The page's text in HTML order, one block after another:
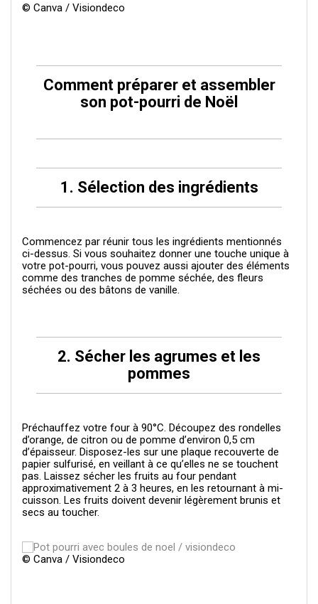
© Canva / Visiondeco
Comment préparer et assembler
son pot-pourri de Noël
1. Sélection des ingrédients
Commencez par réunir tous les ingrédients mentionnés
ci-dessus. Si vous souhaitez donner une touche unique à
votre pot-pourri, vous pouvez aussi ajouter des éléments
comme des tranches de pomme séchée, des fleurs
séchées ou des bâtons de vanille.
2. Sécher les agrumes et les
pommes
Préchauffez votre four à 90°C. Découpez des rondelles
d’orange, de citron ou de pomme d’environ 0,5 cm
d’épaisseur. Disposez-les sur une plaque recouverte de
papier sulfurisé, en veillant à ce qu’elles ne se touchent
pas. Laissez sécher les fruits au four pendant
approximativement 2 à 3 heures, en les retournant à mi-
cuisson. Les fruits doivent devenir légèrement brunis et
secs au toucher.
© Canva / Visiondeco